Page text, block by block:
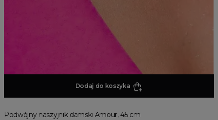
Dodaj do koszyka
Podwójny naszyjnik damski Amour, 45 cm